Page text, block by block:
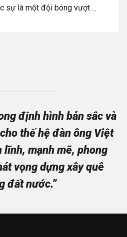
sự là một đội bóng vượt ...
định hình bản sắc và
thế hệ đàn ông Việt
lĩnh, mạnh mẽ, phong
vọng dựng xây quê
đất nước.”